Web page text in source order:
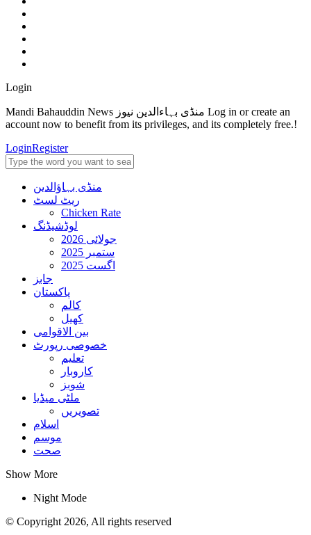
Login
Mandi Bahauddin News منڈی بہاءالدین نیوز Log in or create an
account now to benefit from its privileges, and its completely free.!
LoginRegister
منڈی بہاؤالدین
ریٹ لسٹ
Chicken Rate
لوڈشیڈنگ
جولائی 2026
ستمبر 2025
اگست 2025
جابز
پاکستان
کالم
کھیل
بین الاقوامی
خصوصی رپورٹ
تعلیم
کاروبار
شوبز
ملٹی میڈیا
تصویریں
اسلام
موسم
صحت
Show More
Night Mode
© Copyright 2026, All rights reserved